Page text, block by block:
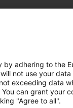
adhering to the
not use your
exceeding data
can grant your
"Agree to all".